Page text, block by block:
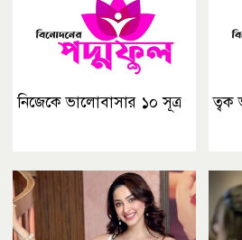
নিজেকে ভালোবাসার ১০ সূত্র